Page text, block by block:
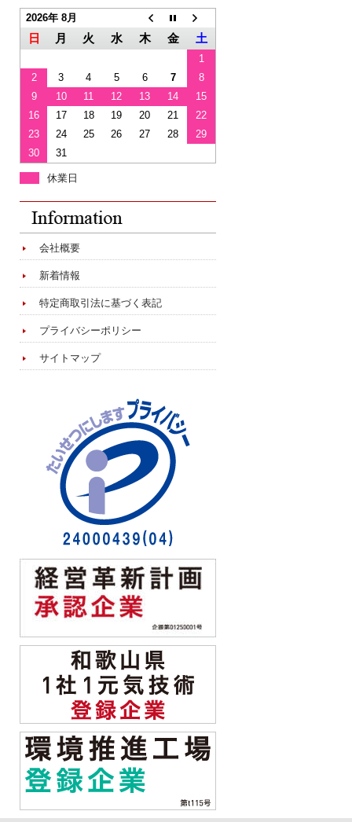
2026年 8月
日 月 火 水 木 金 土
1
2
3 4 5 6 7
8
9
10 11 12 13 14
15
16
17 18 19 20 21
22
23
24 25 26 27 28
29
30
31
休業日
会社概要
新着情報
特定商取引法に基づく表記
プライバシーポリシー
サイトマップ